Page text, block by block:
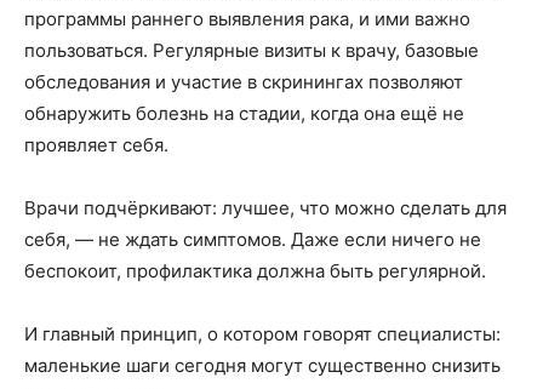
программы раннего выявления рака, и ими важно
пользоваться. Регулярные визиты к врачу, базовые
обследования и участие в скринингах позволяют
обнаружить болезнь на стадии, когда она ещё не
проявляет себя.
Врачи подчёркивают: лучшее, что можно сделать для
себя, — не ждать симптомов. Даже если ничего не
беспокоит, профилактика должна быть регулярной.
И главный принцип, о котором говорят специалисты:
маленькие шаги сегодня могут существенно снизить